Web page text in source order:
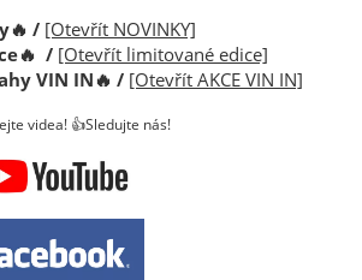
Celkem3.84 m2
/ [Otevřít NOVINKY]
/ [Otevřít limitované edice]
VIN IN🔥 / [Otevřít AKCE VIN IN]
videa! 👍Sledujte nás!